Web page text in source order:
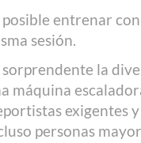
posible entrenar
sesión.
sorprendente la
máquina
exigentes
personas